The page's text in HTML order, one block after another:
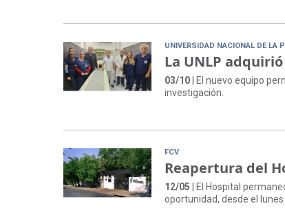
UNIVERSIDAD NACIONAL DE LA
La UNLP
03/10 | El nuevo equipo
investigación.
FCV
Reapertura del
12/05 | El Hospital
oportunidad, desde el